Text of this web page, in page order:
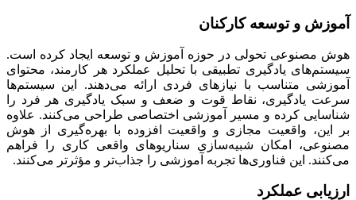
آموزش و توسعه کارکنان
هوش مصنوعی تحولی در حوزه آموزش و توسعه ایجاد کرده است.
سیستم‌های یادگیری تطبیقی با تحلیل عملکرد هر کارمند، محتوای
آموزشی متناسب با نیازهای فردی ارائه می‌دهند. این سیستم‌ها
سرعت یادگیری، نقاط قوت و ضعف و سبک یادگیری هر فرد را
شناسایی کرده و مسیر آموزشی اختصاصی طراحی می‌کنند. علاوه
بر این، واقعیت مجازی و واقعیت افزوده با بهره‌گیری از هوش
مصنوعی، امکان شبیه‌سازی سناریوهای واقعی کاری را فراهم
می‌‌کنند. این فناوری‌ها تجربه آموزشی را جذاب‌تر و مؤثرتر می‌‌کنند.
ارزیابی عملکرد